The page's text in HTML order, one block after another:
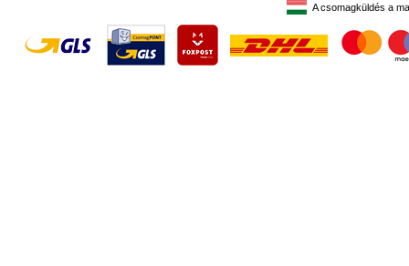
A csomagküldés a